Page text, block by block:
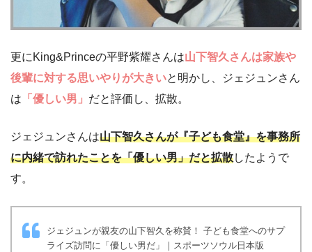
更にKing&Princeの平野紫耀さんは山下智久さんは家族や
後輩に対する思いやりが大きいと明かし、ジェジュンさん
は 「優しい男」 だと評価し、拡散。
ジェジュンさんは山下智久さんが『子ども食堂』を事務所
に内緒で訪れたことを「優しい男」だと拡散したようで
す。
ジェジュンが親友の山下智久を称賛！ 子ども食堂へのサプ
ライズ訪問に「優しい男だ」｜スポーツソウル日本版